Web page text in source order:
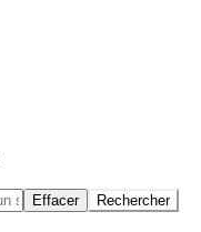
Effacer Rechercher